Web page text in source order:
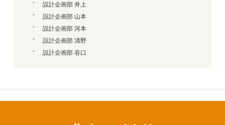
設計企画部 井上
設計企画部 山本
設計企画部 河本
設計企画部 清野
設計企画部 谷口